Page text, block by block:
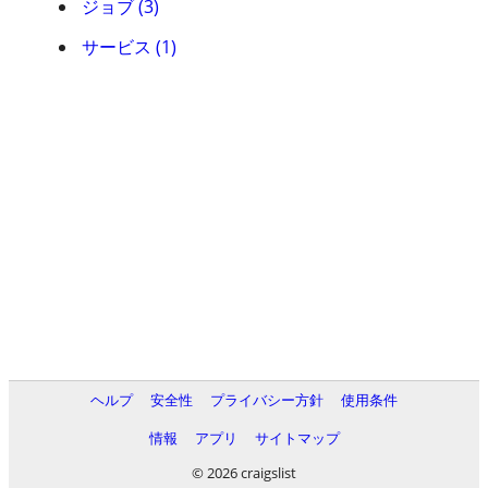
ジョブ (3)
サービス (1)
ヘルプ 安全性 プライバシー方針
使用条件
情報
アプリ
サイトマップ
© 2026 craigslist